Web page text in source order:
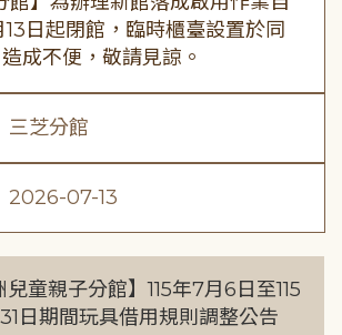
13日起閉館，臨時櫃臺設置於同
成不便，敬請見諒。
三芝分館
2026-07-13
兒童親子分館】115年7月6日至115
日期間玩具借用規則調整公告